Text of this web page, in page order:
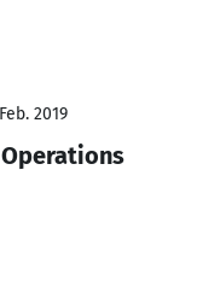
2019